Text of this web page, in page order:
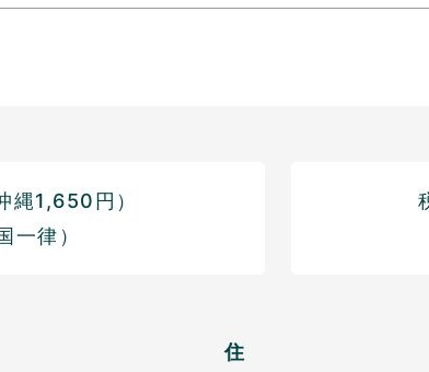
縄1,650円）
一律）
住